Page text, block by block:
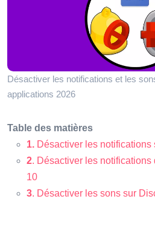
Désactiver les notifications et les
applications 2026
Table des matières
1. Désactiver les notifications
2. Désactiver les
10
3. Désactiver les sons sur